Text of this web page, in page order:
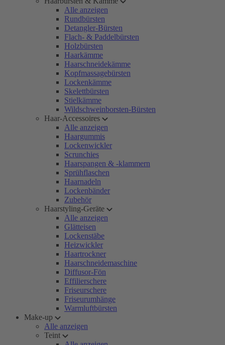
Alle anzeigen
Rundbürsten
Detangler-Bürsten
Flach- & Paddelbürsten
Holzbürsten
Haarkämme
Haarschneidekämme
Kopfmassagebürsten
Lockenkämme
Skelettbürsten
Stielkämme
Wildschweinborsten-Bürsten
Haar-Accessoires
Alle anzeigen
Haargummis
Lockenwickler
Scrunchies
Haarspangen & -klammern
Sprühflaschen
Haarnadeln
Lockenbänder
Zubehör
Haarstyling-Geräte
Alle anzeigen
Glätteisen
Lockenstäbe
Heizwickler
Haartrockner
Haarschneidemaschine
Diffusor-Fön
Effilierschere
Friseurschere
Friseurumhänge
Warmluftbürsten
Make-up
Alle anzeigen
Teint